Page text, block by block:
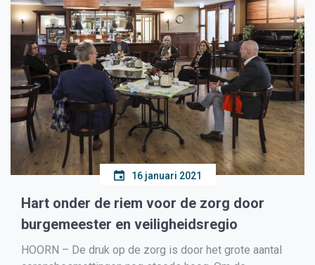
16 januari 2021
Hart onder de riem voor de zorg door
burgemeester en veiligheidsregio
HOORN – De druk op de zorg is door het grote aantal